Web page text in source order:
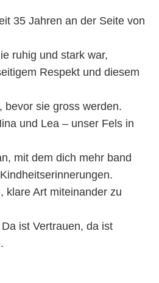
35 Jahren an der Seite von
ruhig und stark war,
Respekt und diesem
bevor sie gross werden.
und Lea – unser Fels in
mit dem dich mehr band
klare Art miteinander zu
ist Vertrauen, da ist